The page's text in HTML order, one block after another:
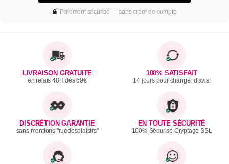
Paiement sécurisé — sans créer de compte
LIVRAISON GRATUITE
en relais 48H dès 69€
100% SATISFAIT
14 jours pour changer d'avis!
DISCRÉTION GARANTIE
sans mentions "ruedesplaisirs"
EN TOUTE SÉCURITÉ
100% Sécurisé Cryptage SSL